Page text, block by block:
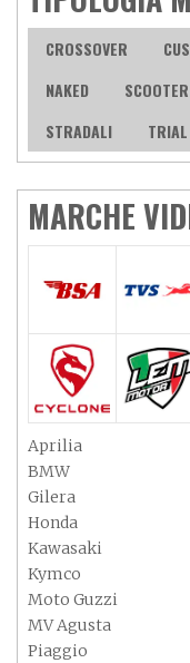
CROSSOVER
NAKED
SCOOTER
STRADALI
TRIAL
MARCHE
Aprilia
BMW
Gilera
Honda
Kawasaki
Kymco
Moto Guzzi
MV Agusta
Piaggio